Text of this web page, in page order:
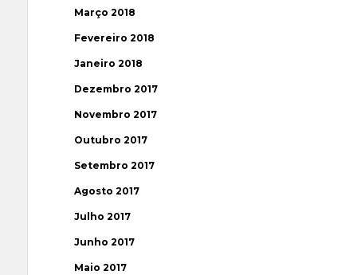
Março 2018
Fevereiro 2018
Janeiro 2018
Dezembro 2017
Novembro 2017
Outubro 2017
Setembro 2017
Agosto 2017
Julho 2017
Junho 2017
Maio 2017